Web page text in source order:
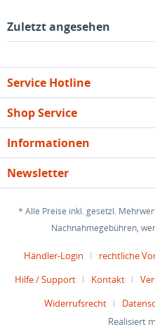
Zuletzt angesehen
Service Hotline
Shop Service
Informationen
Newsletter
* Alle Preise inkl. gesetzl.
Nachnahmegebühren,
Händler-Login rechtliche
Hilfe / Support
Kontakt
Widerrufsrecht
Realisiert